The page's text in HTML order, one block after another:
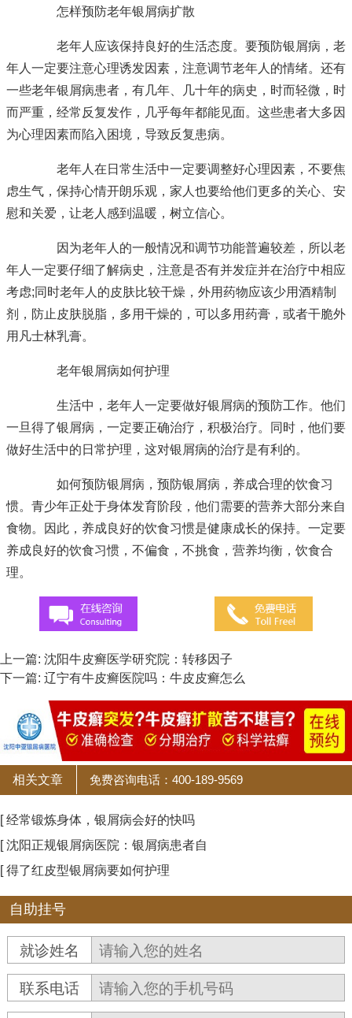
怎样预防老年银屑病扩散
老年人应该保持良好的生活态度。要预防银屑病，老
年人一定要注意心理诱发因素，注意调节老年人的情绪。还有
一些老年银屑病患者，有几年、几十年的病史，时而轻微，时
而严重，经常反复发作，几乎每年都能见面。这些患者大多因
为心理因素而陷入困境，导致反复患病。
老年人在日常生活中一定要调整好心理因素，不要焦
虑生气，保持心情开朗乐观，家人也要给他们更多的关心、安
慰和关爱，让老人感到温暖，树立信心。
因为老年人的一般情况和调节功能普遍较差，所以老
年人一定要仔细了解病史，注意是否有并发症并在治疗中相应
考虑;同时老年人的皮肤比较干燥，外用药物应该少用酒精制
剂，防止皮肤脱脂，多用干燥的，可以多用药膏，或者干脆外
用凡士林乳膏。
老年银屑病如何护理
生活中，老年人一定要做好银屑病的预防工作。他们
一旦得了银屑病，一定要正确治疗，积极治疗。同时，他们要
做好生活中的日常护理，这对银屑病的治疗是有利的。
如何预防银屑病，预防银屑病，养成合理的饮食习
惯。青少年正处于身体发育阶段，他们需要的营养大部分来自
食物。因此，养成良好的饮食习惯是健康成长的保持。一定要
养成良好的饮食习惯，不偏食，不挑食，营养均衡，饮食合
理。
上一篇: 沈阳牛皮癣医学研究院：转移因子
下一篇: 辽宁有牛皮癣医院吗：牛皮皮癣怎么
相关文章 免费咨询电话：400-189-9569
[ 经常锻炼身体，银屑病会好的快吗
[ 沈阳正规银屑病医院：银屑病患者自
[ 得了红皮型银屑病要如何护理
自助挂号
就诊姓名
联系电话